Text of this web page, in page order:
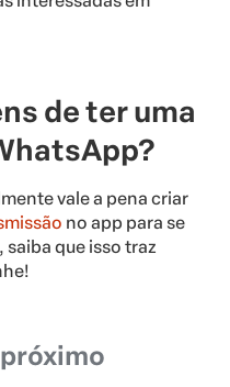
de ter uma
vale a pena criar
no app para se
que isso traz